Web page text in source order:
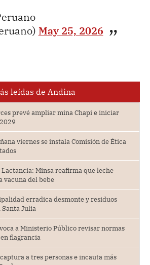
May 25, 2026
leídas de Andina
prevé ampliar mina Chapi e iniciar
viernes se instala Comisión de Ética
Lactancia: Minsa reafirma que leche
vacuna del bebe
erradica desmonte y residuos
Julia
a Ministerio Público revisar normas
flagrancia
a tres personas e incauta más